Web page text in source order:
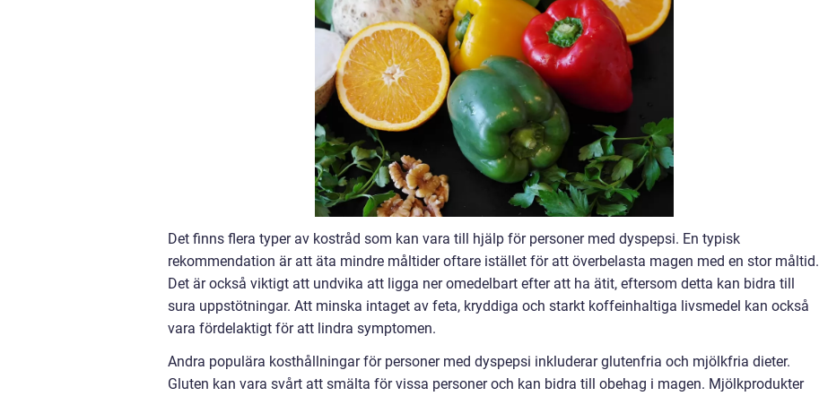
Det finns flera typer av kostråd som kan vara till hjälp för personer med dyspepsi. En typisk
rekommendation är att äta mindre måltider oftare istället för att överbelasta magen med en stor måltid.
Det är också viktigt att undvika att ligga ner omedelbart efter att ha ätit, eftersom detta kan bidra till
sura uppstötningar. Att minska intaget av feta, kryddiga och starkt koffeinhaltiga livsmedel kan också
vara fördelaktigt för att lindra symptomen.
Andra populära kosthållningar för personer med dyspepsi inkluderar glutenfria och mjölkfria dieter.
Gluten kan vara svårt att smälta för vissa personer och kan bidra till obehag i magen. Mjölkprodukter